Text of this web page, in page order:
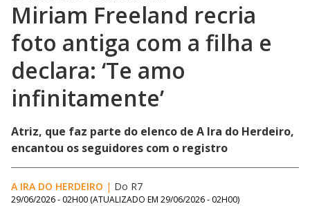
Miriam Freeland recria
foto antiga com a filha e
declara: ‘Te amo
infinitamente’
Atriz, que faz parte do elenco de A Ira do Herdeiro,
encantou os seguidores com o registro
A IRA DO HERDEIRO | Do R7
29/06/2026 - 02H00 (ATUALIZADO EM 29/06/2026 - 02H00)